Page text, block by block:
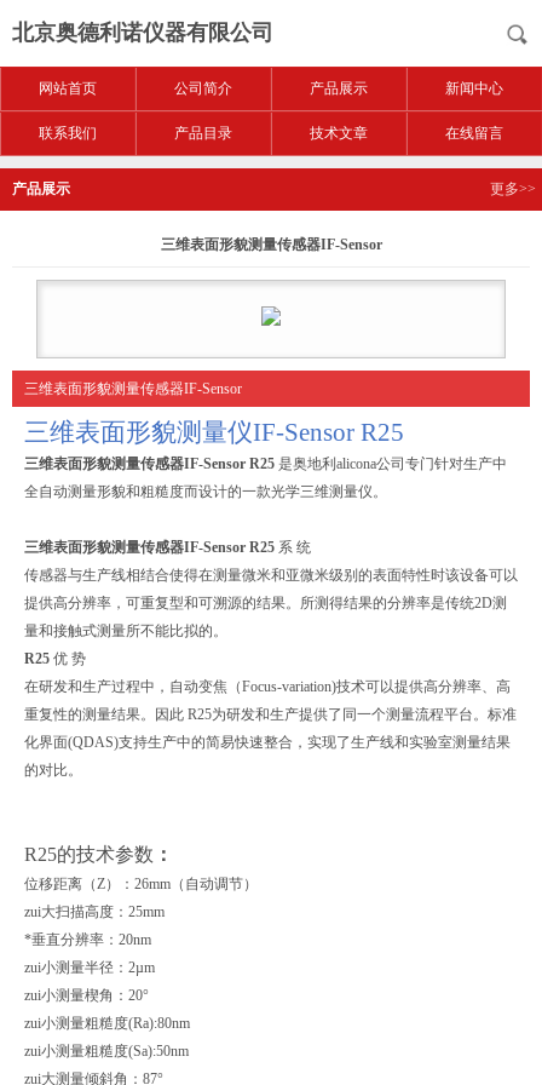
北京奥德利诺仪器有限公司
网站首页 公司简介 产品展示 新闻中心
联系我们 产品目录 技术文章 在线留言
产品展示 更多>>
三维表面形貌测量传感器IF-Sensor
三维表面形貌测量传感器IF-Sensor
三维表面形貌测量仪IF-Sensor R25
三维表面形貌测量传感器IF-Sensor R25 是奥地利alicona公司专门针对生产中
全自动测量形貌和粗糙度而设计的一款光学三维测量仪。
三维表面形貌测量传感器IF-Sensor R25 系 统
传感器与生产线相结合使得在测量微米和亚微米级别的表面特性时该设备可以
提供高分辨率，可重复型和可溯源的结果。所测得结果的分辨率是传统2D测
量和接触式测量所不能比拟的。
R25 优 势
在研发和生产过程中，自动变焦（Focus-variation)技术可以提供高分辨率、高
重复性的测量结果。因此 R25为研发和生产提供了同一个测量流程平台。标准
化界面(QDAS)支持生产中的简易快速整合，实现了生产线和实验室测量结果
的对比。
R25的技术参数 ：
位移距离（Z）：26mm（自动调节）
zui大扫描高度：25mm
*垂直分辨率：20nm
zui小测量半径：2µm
zui小测量楔角：20°
zui小测量粗糙度(Ra):80nm
zui小测量粗糙度(Sa):50nm
zui大测量倾斜角：87°